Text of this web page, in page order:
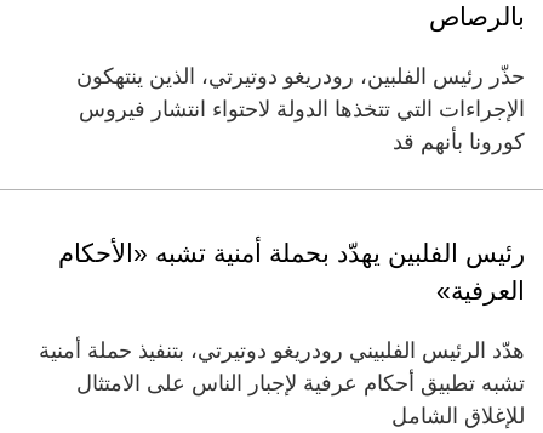
بالرصاص
حذّر رئيس الفلبين، رودريغو دوتيرتي، الذين ينتهكون
الإجراءات التي تتخذها الدولة لاحتواء انتشار فيروس
كورونا بأنهم قد
رئيس الفلبين يهدّد بحملة أمنية تشبه «الأحكام
العرفية»
هدّد الرئيس الفلبيني رودريغو دوتيرتي، بتنفيذ حملة أمنية
تشبه تطبيق أحكام عرفية لإجبار الناس على الامتثال
للإغلاق الشامل